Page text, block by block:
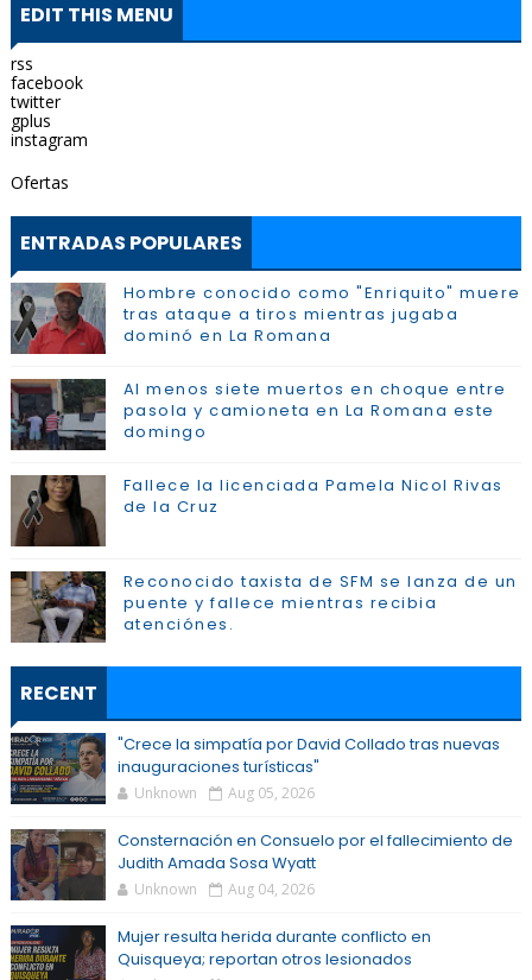
EDIT THIS MENU
rss
facebook
twitter
gplus
instagram
Ofertas
ENTRADAS POPULARES
Hombre conocido como "Enriquito" muere
tras ataque a tiros mientras jugaba
dominó en La Romana
Al menos siete muertos en choque entre
pasola y camioneta en La Romana este
domingo
Fallece la licenciada Pamela Nicol Rivas
de la Cruz
Reconocido taxista de SFM se lanza de un
puente y fallece mientras recibia
atenciónes.
RECENT
"Crece la simpatía por David Collado tras nuevas
inauguraciones turísticas"
Unknown Aug 05, 2026
Consternación en Consuelo por el fallecimiento de
Judith Amada Sosa Wyatt
Unknown Aug 04, 2026
Mujer resulta herida durante conflicto en
Quisqueya; reportan otros lesionados